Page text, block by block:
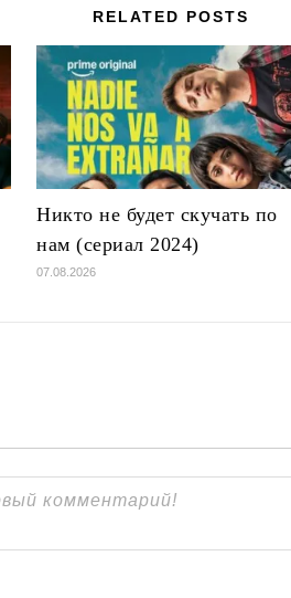
RELATED POSTS
Никто не будет скучать по
нам (сериал 2024)
07.08.2026